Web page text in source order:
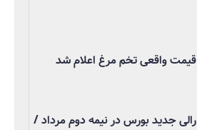
قیمت واقعی تخم مرغ اعلام شد
رالی جدید بورس در نیمه دوم مرداد /